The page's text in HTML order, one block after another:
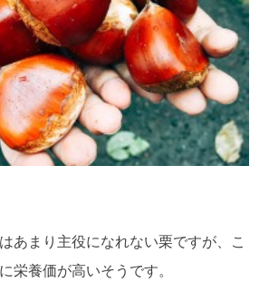
あまり主役になれない栗ですが、こ
栄養価が高いそうです。